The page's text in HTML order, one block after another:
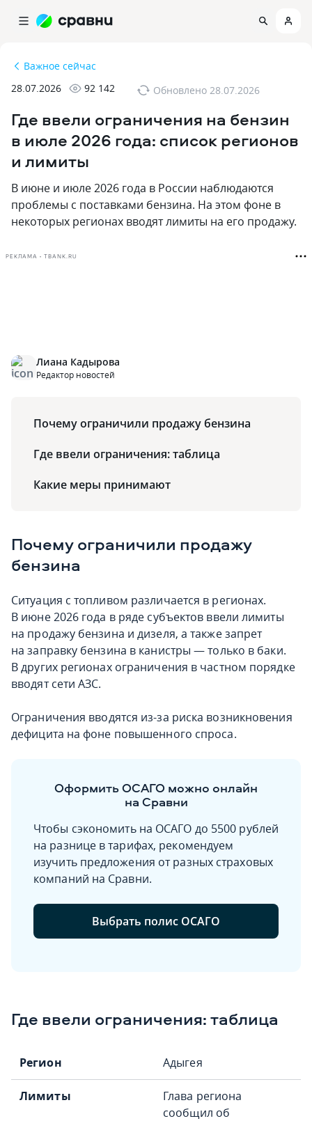
Важное сейчас
28.07.2026
92 142 Обновлено 28.07.2026
Где ввели ограничения на бензин
в июле 2026 года: список регионов
и лимиты
В июне и июле 2026 года в России наблюдаются
проблемы с поставками бензина. На этом фоне в
некоторых регионах вводят лимиты на его продажу.
РЕКЛАМА • TBANK.RU
Лиана Кадырова
Редактор новостей
Почему ограничили продажу бензина
Где ввели ограничения: таблица
Какие меры принимают
Почему ограничили продажу
бензина
Ситуация с топливом различается в регионах.
В июне 2026 года в ряде субъектов ввели лимиты
на продажу бензина и дизеля, а также запрет
на заправку бензина в канистры — только в баки.
В других регионах ограничения в частном порядке
вводят сети АЗС.
Ограничения вводятся из-за риска возникновения
дефицита на фоне повышенного спроса.
Оформить ОСАГО можно онлайн
на Сравни
Чтобы сэкономить на ОСАГО до 5500 рублей
на разнице в тарифах, рекомендуем
изучить предложения от разных страховых
компаний на Сравни.
Выбрать полис ОСАГО
Где ввели ограничения: таблица
Адыгея
Глава региона
сообщил об